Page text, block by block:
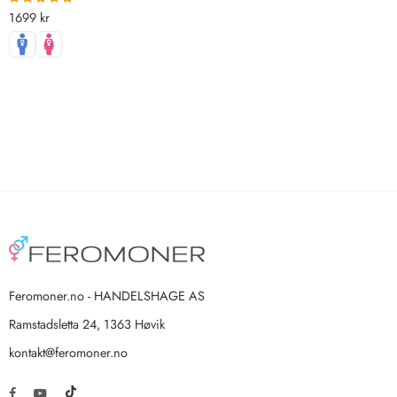
Vurdert5.00
1699 kr
Feromoner.no - HANDELSHAGE AS
Ramstadsletta 24, 1363 Høvik
kontakt@feromoner.no